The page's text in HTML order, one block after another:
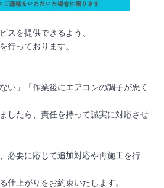
スを提供できるよう、
行っております。
い」「作業後にエアコンの調子が悪く
したら、責任を持って誠実に対応させ
必要に応じて追加対応や再施工を行
仕上がりをお約束いたします。